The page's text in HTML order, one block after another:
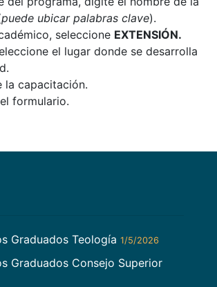
puede ubicar palabras clave).
seleccione EXTENSIÓN.
el lugar donde se desarrolla
la capacitación.
formulario.
Graduados Teología 1/5/2026
Graduados Consejo Superior